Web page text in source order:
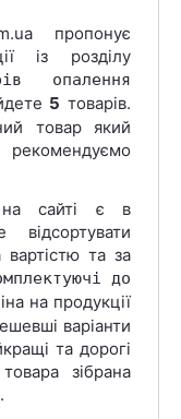
пропонує
із розділу
опалення
5 товарів.
товар який
на сайті є в
вартістю та за
до
на продукції
варіанти
та дорогі
зібрана